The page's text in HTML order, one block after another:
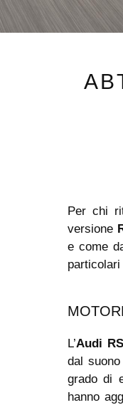
Per chi
versione
e come
L’Audi
dal
grado di
hanno